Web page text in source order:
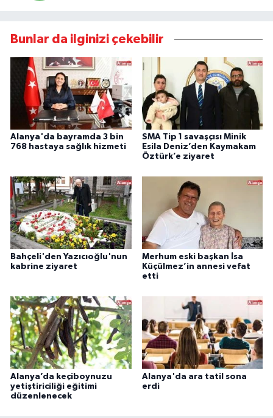
Bunlar da ilginizi çekebilir
Alanya'da bayramda 3 bin
768 hastaya sağlık hizmeti
SMA Tip 1 savaşçısı Minik
Esila Deniz’den Kaymakam
Öztürk’e ziyaret
Bahçeli'den Yazıcıoğlu'nun
kabrine ziyaret
Merhum eski başkan İsa
Küçülmez’in annesi vefat
etti
Alanya’da keçiboynuzu
yetiştiriciliği eğitimi
düzenlenecek
Alanya'da ara tatil sona
erdi